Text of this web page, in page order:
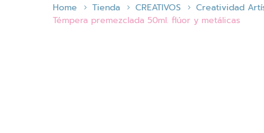
Home Tienda CREATIVOS
Creatividad
Témpera premezclada 50ml. flúor y metálicas